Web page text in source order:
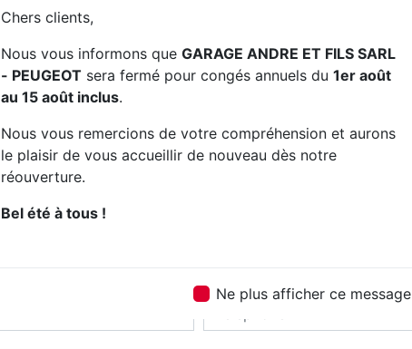
Chers clients,
Nous vous informons que GARAGE ANDRE ET FILS SARL
- PEUGEOT sera fermé pour congés annuels du 1er août
au 15 août inclus.
Nous vous remercions de votre compréhension et aurons
le plaisir de vous accueillir de nouveau dès notre
réouverture.
Bel été à tous !
Ne plus afficher ce message
Contactez nous